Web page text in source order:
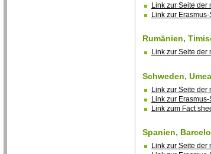
Link zur Seite der
Link zur Erasmus-
Rumänien,
Link zur Seite der
Schweden,
Link zur Seite der
Link zur Erasmus-
Link zum Fact
Spanien,
Link zur Seite der